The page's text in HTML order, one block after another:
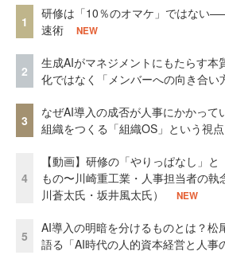
1
研修は「10％のオマケ」ではない
速術
NEW
2
生成AIがマネジメントにもたらす本
化ではなく「メンバーへの向き合い
3
なぜAI導入の成否が人事にかかって
組織をつくる「組織OS」という視点
4
【動画】研修の「やりっぱなし」
もの〜川崎重工業・人事担当者の
川蒼太氏・坂井風太氏）
NEW
5
AI導入の明暗を分けるものとは？松
語る「AI時代の人的資本経営と人事